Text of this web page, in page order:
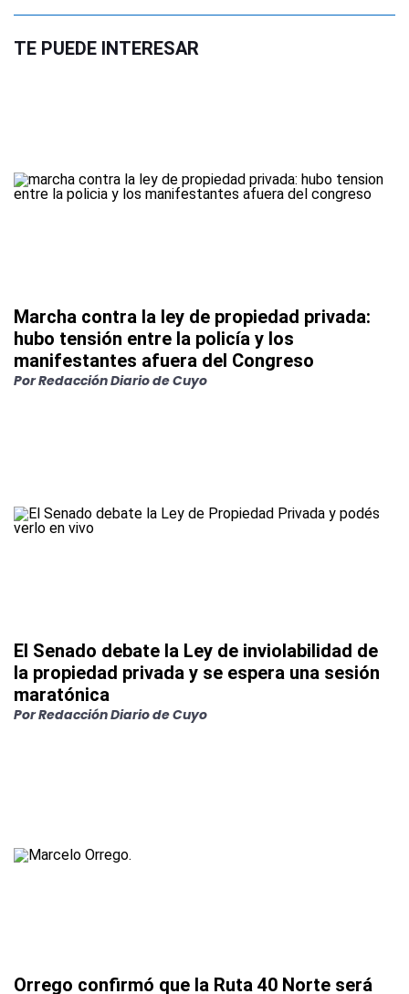
TE PUEDE INTERESAR
Marcha contra la ley de propiedad privada:
hubo tensión entre la policía y los
manifestantes afuera del Congreso
PorRedacción Diario de Cuyo
El Senado debate la Ley de inviolabilidad de
la propiedad privada y se espera una sesión
maratónica
PorRedacción Diario de Cuyo
Orrego confirmó que la Ruta 40 Norte será